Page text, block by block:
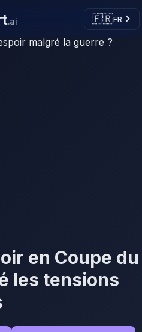
.ai 🇫🇷FR
en Coupe du
les tensions